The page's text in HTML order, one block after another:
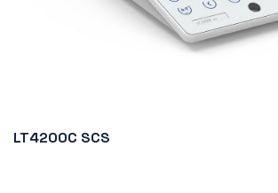
LT4200C SCS